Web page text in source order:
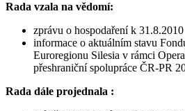
Rada vzala na vědomí:
zprávu o hospodaření k 31.8.2010
informace o aktuálním stavu
Euroregionu Silesia v rámci
přeshraniční spolupráce ČR-PR
Rada dále projednala :